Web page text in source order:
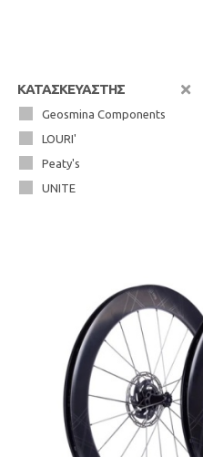
ΚΑΤΑΣΚΕΥΑΣΤΗΣ
Geosmina Components
LOURI'
Peaty's
UNITE